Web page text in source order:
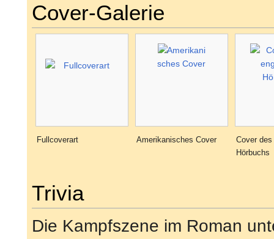
Cover-Galerie
Fullcoverart Amerikanisches Cover
Cover
Hörbuchs
Trivia
Die Kampfszene im Roman